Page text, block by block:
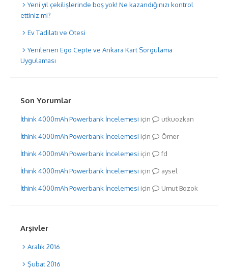
Yeni yıl çekilişlerinde boş yok! Ne kazandığınızı kontrol
ettiniz mi?
Ev Tadilatı ve Ötesi
Yenilenen Ego Cepte ve Ankara Kart Sorgulama
Uygulaması
Son Yorumlar
İthink 4000mAh Powerbank İncelemesi için utkuozkan
İthink 4000mAh Powerbank İncelemesi için Ömer
İthink 4000mAh Powerbank İncelemesi için fd
İthink 4000mAh Powerbank İncelemesi için aysel
İthink 4000mAh Powerbank İncelemesi için Umut Bozok
Arşivler
Aralık 2016
Şubat 2016